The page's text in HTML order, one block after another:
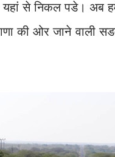
से निकल पडे। अब
की ओर जाने वाली